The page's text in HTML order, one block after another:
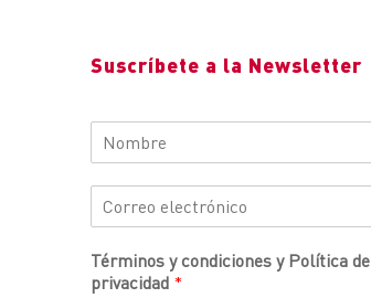
Suscríbete a la Newsletter
Términos y condiciones y Política de
privacidad *